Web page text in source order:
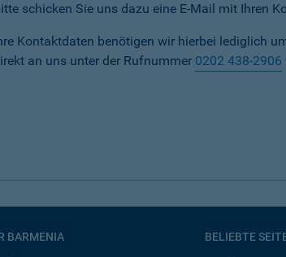
schicken Sie uns dazu eine E-Mail mit Ihren
Kontaktdaten benötigen wir hierbei lediglich
an uns unter der Rufnummer 0202 438-2906
BARMENIA BELIEBTE